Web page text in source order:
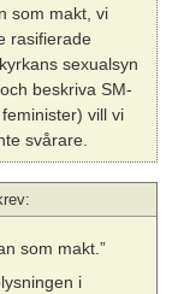
som makt, vi
rasifierade
sexualsyn
beskriva SM-
vill vi
svårare.
som makt.”
i